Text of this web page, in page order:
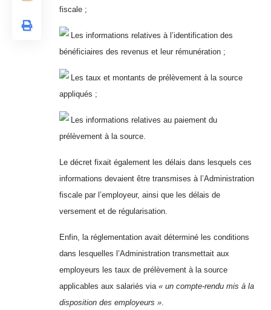
fiscale ;
Les informations relatives à l’identification des
bénéficiaires des revenus et leur rémunération ;
Les taux et montants de prélèvement à la source
appliqués ;
Les informations relatives au paiement du
prélèvement à la source.
Le décret fixait également les délais dans lesquels ces
informations devaient être transmises à l’Administration
fiscale par l’employeur, ainsi que les délais de
versement et de régularisation.
Enfin, la réglementation avait déterminé les conditions
dans lesquelles l’Administration transmettait aux
employeurs les taux de prélèvement à la source
applicables aux salariés via « un compte-rendu mis à la
disposition des employeurs ».